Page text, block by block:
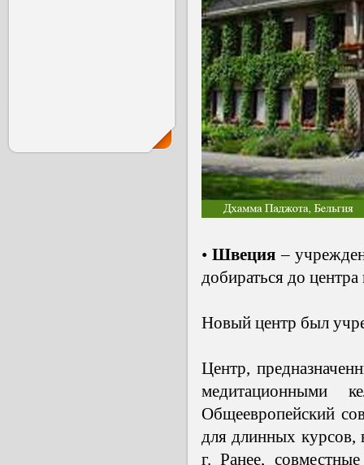
•Швеция–
добираться до
Новый центр был
Центр,
медитационными
Общеевропейский
для длинных курсов,
г. Ранее,